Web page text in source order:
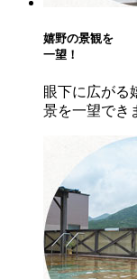
嬉野の景観を
一望！
眼下に広がる
景を一望でき